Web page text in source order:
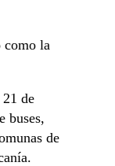
como la
de
buses,
de